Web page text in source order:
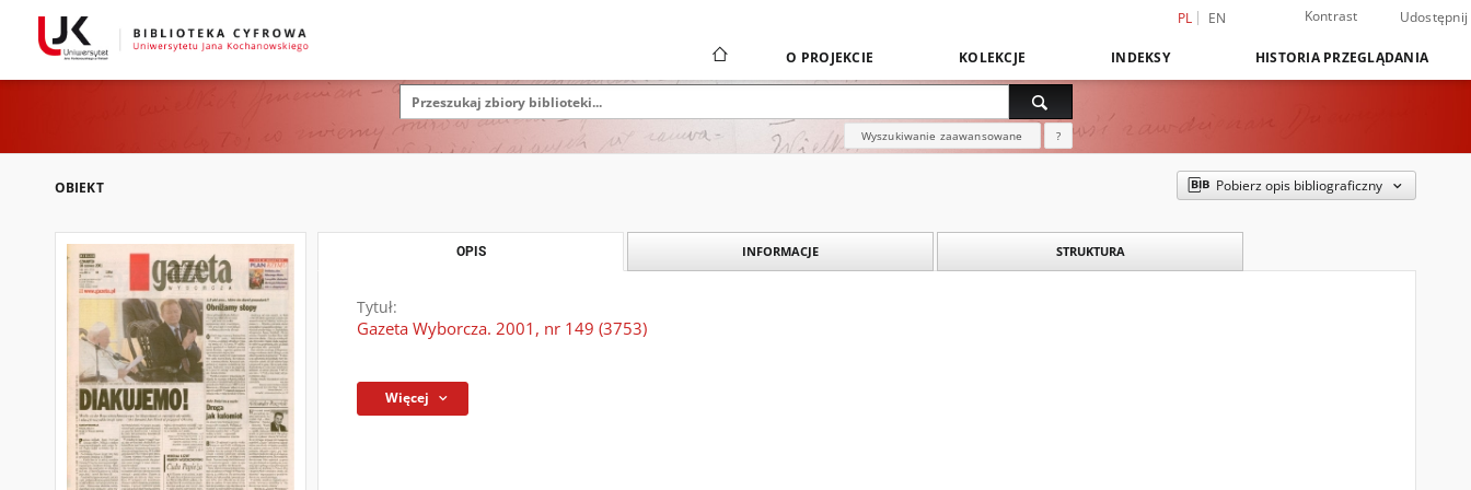
PL EN Kontrast Udostępnij
O PROJEKCIE KOLEKCJE INDEKSY HISTORIA PRZEGLĄDANIA
Wyszukiwanie zaawansowane ?
OBIEKT Pobierz opis bibliograficzny
OPIS INFORMACJE STRUKTURA
Tytuł:
Gazeta Wyborcza. 2001, nr 149 (3753)
Więcej